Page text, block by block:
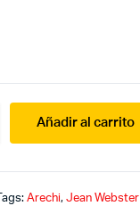
Añadir al carrito
Tags:Arechi,Jean Webster